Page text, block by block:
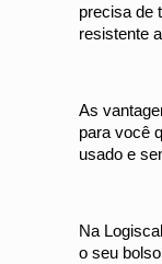
precisa de
resistente
As
para você
usado e
Na
o seu